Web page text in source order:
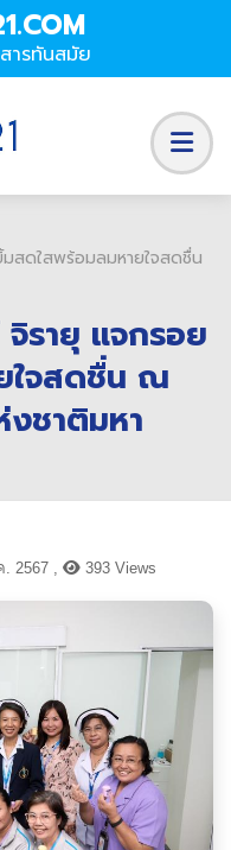
ารทันสมัย
สดใสพร้อมลมหายใจสดชื่น
รายุ แจกรอย
ใจสดชื่น ณ
ชาติมหา
2567 , 393 Views